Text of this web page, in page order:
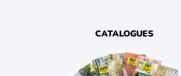
CATALOGUES